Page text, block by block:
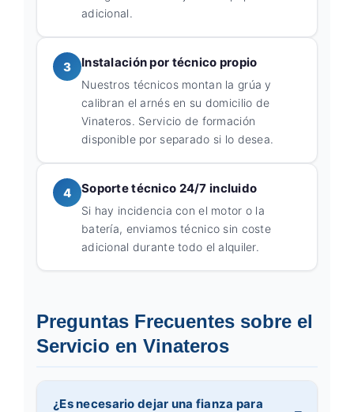
adicional.
3 Instalación por técnico propio
Nuestros técnicos montan la grúa y
calibran el arnés en su domicilio de
Vinateros. Servicio de formación
disponible por separado si lo desea.
4 Soporte técnico 24/7 incluido
Si hay incidencia con el motor o la
batería, enviamos técnico sin coste
adicional durante todo el alquiler.
Preguntas Frecuentes sobre el
Servicio en Vinateros
¿Es necesario dejar una fianza para